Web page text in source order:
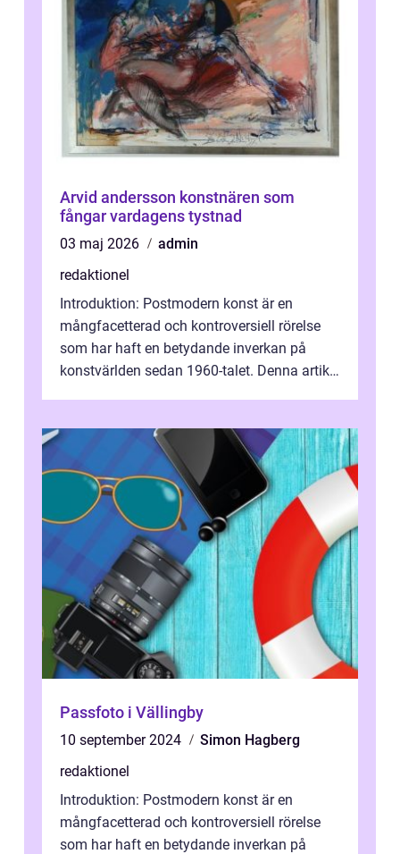
Arvid andersson konstnären som
fångar vardagens tystnad
03 maj 2026
admin
redaktionel
Introduktion: Postmodern konst är en
mångfacetterad och kontroversiell rörelse
som har haft en betydande inverkan på
konstvärlden sedan 1960-talet. Denna artikel
Passfoto i Vällingby
10 september 2024
Simon Hagberg
redaktionel
Introduktion: Postmodern konst är en
mångfacetterad och kontroversiell rörelse
som har haft en betydande inverkan på